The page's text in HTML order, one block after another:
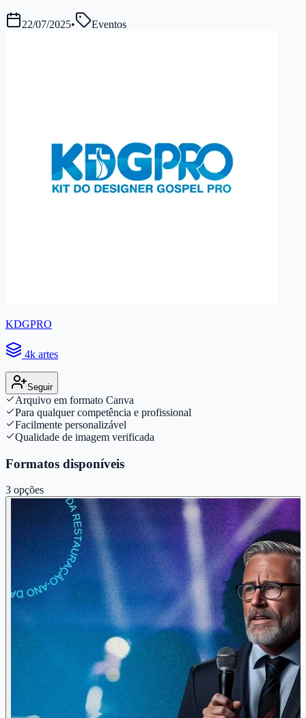
22/07/2025• Eventos
KDGPRO
4k artes
Seguir
Arquivo em formato Canva
Para qualquer competência e profissional
Facilmente personalizável
Qualidade de imagem verificada
Formatos disponíveis
3 opções